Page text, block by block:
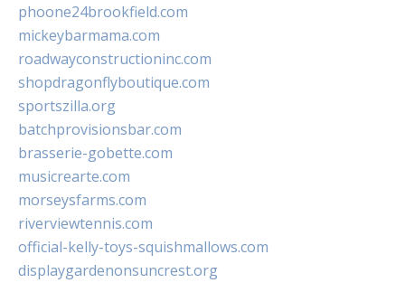
phoone24brookfield.com
mickeybarmama.com
roadwayconstructioninc.com
shopdragonflyboutique.com
sportszilla.org
batchprovisionsbar.com
brasserie-gobette.com
musicrearte.com
morseysfarms.com
riverviewtennis.com
official-kelly-toys-squishmallows.com
displaygardenonsuncrest.org